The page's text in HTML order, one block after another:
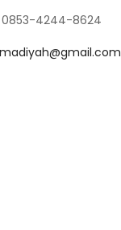
0853-4244-8624